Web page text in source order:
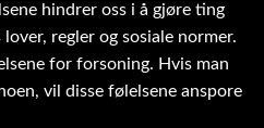
hindrer oss i å gjøre ting
regler og sosiale normer.
for forsoning. Hvis man
vil disse følelsene anspore